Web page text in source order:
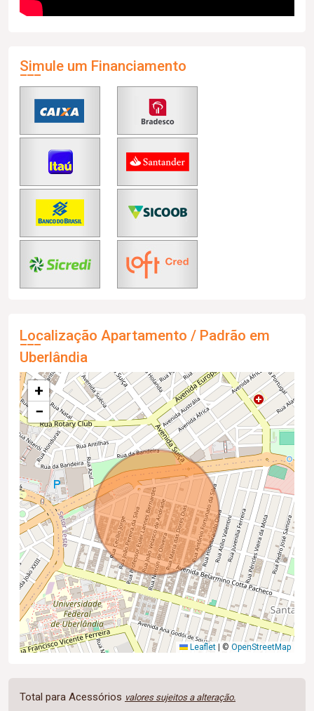
Simule um Financiamento
Localização Apartamento / Padrão em
Uberlândia
+
−
Leaflet © OpenStreetMap
Total para Acessórios valores sujeitos a alteração.